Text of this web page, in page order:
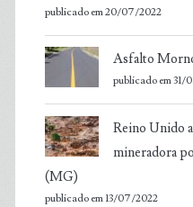
publicado em 20/07/2022
Asfalto
publicado em 31/
Reino Unido
mineradora
(MG)
publicado em 13/07/2022